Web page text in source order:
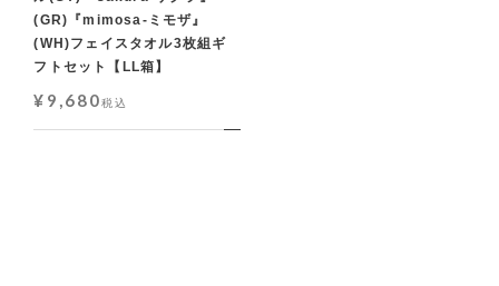
(GR)『mimosa-ミモザ』
(WH)フェイスタオル3枚組ギ
フトセット【LL箱】
¥ 9,680税込